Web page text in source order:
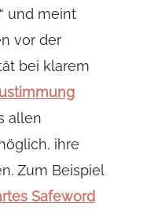
und meint
vor der
bei klarem
allen
ihre
Zum Beispiel
Safeword